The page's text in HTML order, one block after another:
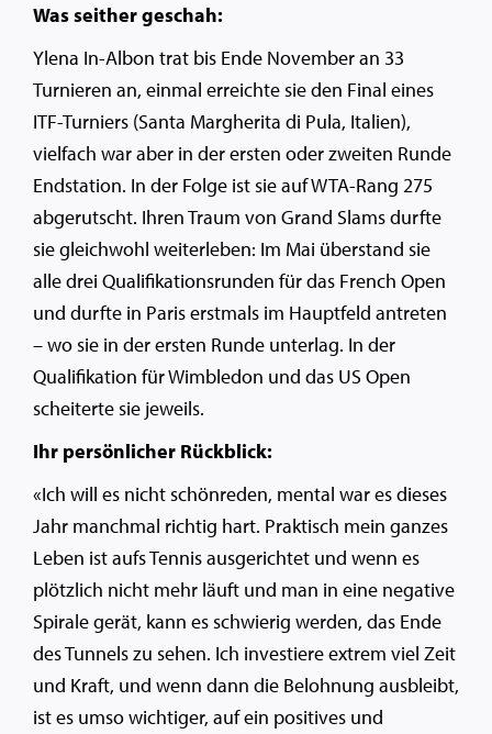
Was seither geschah:
Ylena In-Albon trat bis Ende November an 33
Turnieren an, einmal erreichte sie den Final eines
ITF-Turniers (Santa Margherita di Pula, Italien),
vielfach war aber in der ersten oder zweiten Runde
Endstation. In der Folge ist sie auf WTA-Rang 275
abgerutscht. Ihren Traum von Grand Slams durfte
sie gleichwohl weiterleben: Im Mai überstand sie
alle drei Qualifikationsrunden für das French Open
und durfte in Paris erstmals im Hauptfeld antreten
– wo sie in der ersten Runde unterlag. In der
Qualifikation für Wimbledon und das US Open
scheiterte sie jeweils.
Ihr persönlicher Rückblick:
«Ich will es nicht schönreden, mental war es dieses
Jahr manchmal richtig hart. Praktisch mein ganzes
Leben ist aufs Tennis ausgerichtet und wenn es
plötzlich nicht mehr läuft und man in eine negative
Spirale gerät, kann es schwierig werden, das Ende
des Tunnels zu sehen. Ich investiere extrem viel Zeit
und Kraft, und wenn dann die Belohnung ausbleibt,
ist es umso wichtiger, auf ein positives und